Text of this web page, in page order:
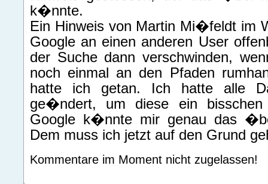
k�nnte.
Ein Hinweis von Martin Mi�feldt im
Google an einen anderen User
der Suche dann verschwinden,
noch einmal an den Pfaden
hatte ich getan. Ich hatte alle
ge�ndert, um diese ein bisschen
Google k�nnte mir genau das
Dem muss ich jetzt auf den Grund
Kommentare im Moment nicht zugelassen!